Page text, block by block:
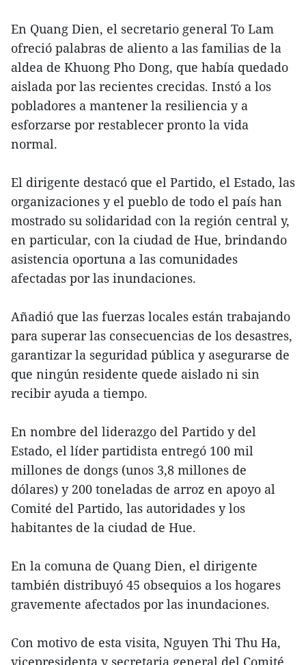
En Quang Dien, el secretario general To Lam
ofreció palabras de aliento a las familias de la
aldea de Khuong Pho Dong, que había quedado
aislada por las recientes crecidas. Instó a los
pobladores a mantener la resiliencia y a
esforzarse por restablecer pronto la vida
normal.
El dirigente destacó que el Partido, el Estado, las
organizaciones y el pueblo de todo el país han
mostrado su solidaridad con la región central y,
en particular, con la ciudad de Hue, brindando
asistencia oportuna a las comunidades
afectadas por las inundaciones.
Añadió que las fuerzas locales están trabajando
para superar las consecuencias de los desastres,
garantizar la seguridad pública y asegurarse de
que ningún residente quede aislado ni sin
recibir ayuda a tiempo.
En nombre del liderazgo del Partido y del
Estado, el líder partidista entregó 100 mil
millones de dongs (unos 3,8 millones de
dólares) y 200 toneladas de arroz en apoyo al
Comité del Partido, las autoridades y los
habitantes de la ciudad de Hue.
En la comuna de Quang Dien, el dirigente
también distribuyó 45 obsequios a los hogares
gravemente afectados por las inundaciones.
Con motivo de esta visita, Nguyen Thi Thu Ha,
vicepresidenta y secretaria general del Comité